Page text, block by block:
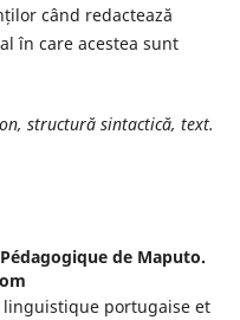
când redactează
în care acestea sunt
structură sintactică, text.
de Maputo.
portugaise et